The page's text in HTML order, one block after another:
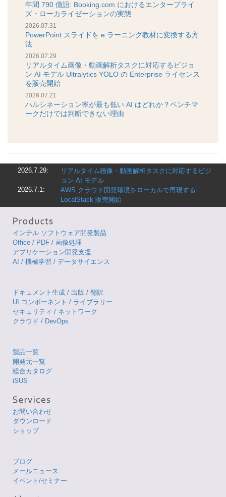
年間 790 億語: Booking.com におけるエンタープライ
ズ・ローカライゼーションの実態
2026.07.31
PowerPoint スライドを e ラーニング教材に変換する方
法
2026.07.29
リアルタイム画像・動画解析タスクに対応するビジョ
ン AI モデル Ultralytics YOLO の Enterprise ライセンス
を販売開始
2026.07.21
ハルシネーション率が最も低い AI はどれか？ベンチマ
ークだけでは判断できない理由
2026.7.29:
リアルタイム画像・動画解析タスクに対応するビジ
ョン AI モデル
2026.7.1:
AWS クラウド開発環境をローカルで再現する
LocalStack 販売開始
インテル ソフトウェア開発製品
Office / PDF / 画像処理
アプリケーション開発支援
AI / 機械学習 / データサイエンス
ドキュメント生成 / 出版 / 翻訳
UI コンポーネント / ライブラリー
セキュリティ / ネットワーク
クラウド / DevOps
製品一覧
開発元一覧
総合カタログ
iSUS
お問い合わせ
ダウンロード
ショップ
ブログ
メールニュース
イベント/セミナー